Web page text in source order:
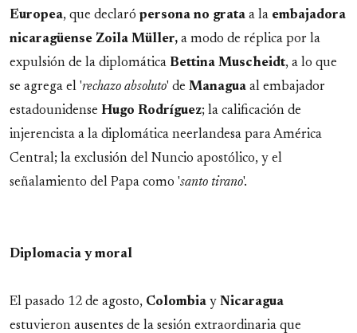
Europea, que declaró persona no grata a la embajadora
nicaragüense Zoila Müller, a modo de réplica por la
expulsión de la diplomática Bettina Muscheidt, a lo que
se agrega el 'rechazo absoluto' de Managua al embajador
estadounidense Hugo Rodríguez; la calificación de
injerencista a la diplomática neerlandesa para América
Central; la exclusión del Nuncio apostólico, y el
señalamiento del Papa como 'santo tirano'.
Diplomacia y moral
El pasado 12 de agosto, Colombia y Nicaragua
estuvieron ausentes de la sesión extraordinaria que